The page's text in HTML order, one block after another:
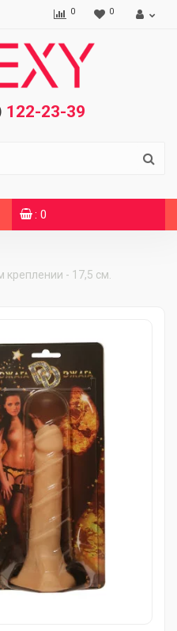
0 0
122-23-39
: 0
- 17,5 см.